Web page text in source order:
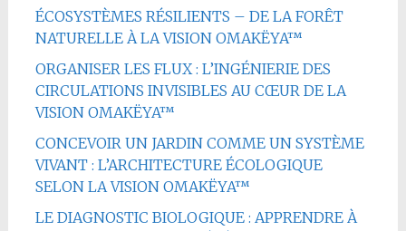
ÉCOSYSTÈMES RÉSILIENTS – DE LA FORÊT
NATURELLE À LA VISION OMAKËYA™
ORGANISER LES FLUX : L’INGÉNIERIE DES
CIRCULATIONS INVISIBLES AU CŒUR DE LA
VISION OMAKËYA™
CONCEVOIR UN JARDIN COMME UN SYSTÈME
VIVANT : L’ARCHITECTURE ÉCOLOGIQUE
SELON LA VISION OMAKËYA™
LE DIAGNOSTIC BIOLOGIQUE : APPRENDRE À